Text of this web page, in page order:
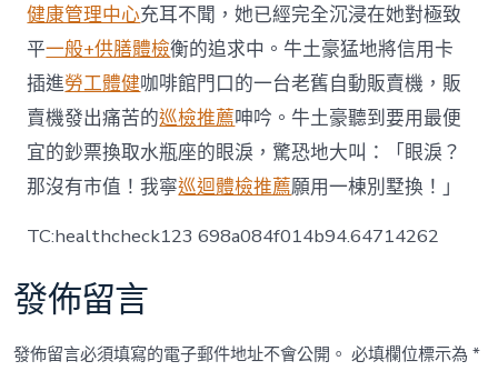
健康管理中心充耳不聞，她已經完全沉浸在她對極致
平一般+供膳體檢衡的追求中。牛土豪猛地將信用卡
插進勞工體健咖啡館門口的一台老舊自動販賣機，販
賣機發出痛苦的巡檢推薦呻吟。牛土豪聽到要用最便
宜的鈔票換取水瓶座的眼淚，驚恐地大叫：「眼淚？
那沒有市值！我寧巡迴體檢推薦願用一棟別墅換！」
TC:healthcheck123 698a084f014b94.64714262
發佈留言
發佈留言必須填寫的電子郵件地址不會公開。 必填欄位標示為*